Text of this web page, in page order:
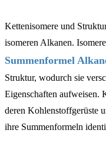
Kettenisomere und
isomeren Alkanen.
Summenformel
Struktur, wodurch sie
Eigenschaften aufweisen.
deren Kohlenstoffgerüste
ihre Summenformeln